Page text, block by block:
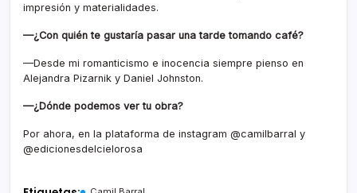
impresión y materialidades.
—¿Con quién te gustaría pasar una tarde tomando café?
—Desde mi romanticismo e inocencia siempre pienso en
Alejandra Pizarnik y Daniel Johnston.
—¿Dónde podemos ver tu obra?
Por ahora, en la plataforma de instagram @camilbarral y
@edicionesdelcielorosa